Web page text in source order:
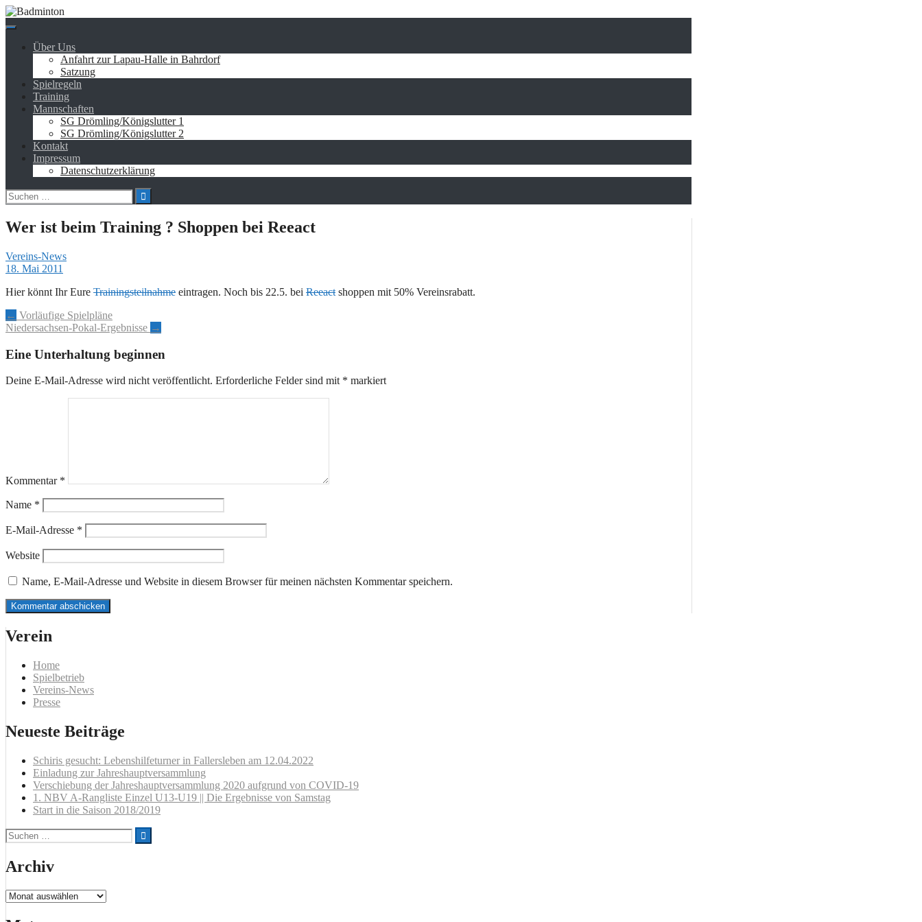
Springe
zum
Über Uns
Anfahrt zur Lapau-Halle in Bahrdorf
Satzung
Spielregeln
Training
Mannschaften
SG Drömling/Königslutter 1
SG Drömling/Königslutter 2
Kontakt
Impressum
Datenschutzerklärung
Suchen
nach:
Wer ist beim Training ? Shoppen bei Reeact
Vereins-News
18. Mai 2011
Hier könnt Ihr Eure Trainingsteilnahme eintragen. Noch bis 22.5. bei Reeact shoppen mit 50% Vereinsrabatt.
Artikel-
Navigation
← Vorläufige Spielpläne
Niedersachsen-Pokal-Ergebnisse →
Eine Unterhaltung beginnen
Deine E-Mail-Adresse wird nicht veröffentlicht. Erforderliche Felder sind mit * markiert
Kommentar *
Name *
E-Mail-Adresse *
Website
Name, E-Mail-Adresse und Website in diesem Browser für meinen nächsten Kommentar speichern.
Verein
Home
Spielbetrieb
Vereins-News
Presse
Neueste Beiträge
Schiris gesucht: Lebenshilfeturner in Fallersleben am 12.04.2022
Einladung zur Jahreshauptversammlung
Verschiebung der Jahreshauptversammlung 2020 aufgrund von COVID-19
1. NBV A-Rangliste Einzel U13-U19 || Die Ergebnisse von Samstag
Start in die Saison 2018/2019
Suchen
nach:
Archiv
Archiv